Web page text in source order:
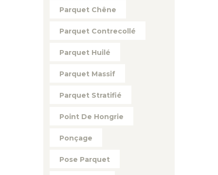
Parquet Chêne
Parquet Contrecollé
Parquet Huilé
Parquet Massif
Parquet Stratifié
Point De Hongrie
Ponçage
Pose Parquet